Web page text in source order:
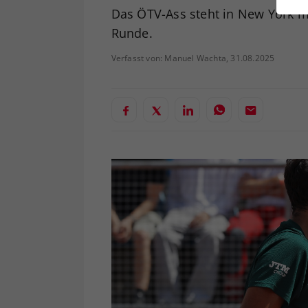
Das ÖTV-Ass steht in New York
Runde.
Verfasst von: Manuel Wachta, 31.08.2025